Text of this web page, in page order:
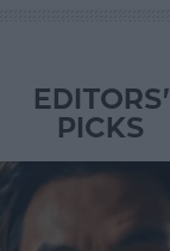
EDITORS'
PICKS